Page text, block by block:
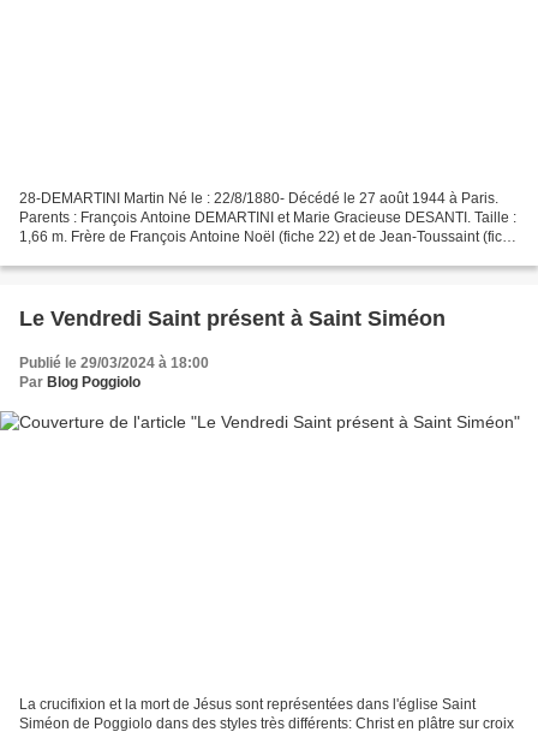
28-DEMARTINI Martin Né le : 22/8/1880- Décédé le 27 août 1944 à Paris.
Parents : François Antoine DEMARTINI et Marie Gracieuse DESANTI. Taille :
1,66 m. Frère de François Antoine Noël (fiche 22) et de Jean-Toussaint (fiche
Le Vendredi Saint présent à Saint Siméon
Publié le 29/03/2024 à 18:00
Par Blog Poggiolo
La crucifixion et la mort de Jésus sont représentées dans l'église Saint
Siméon de Poggiolo dans des styles très différents: Christ en plâtre sur croix